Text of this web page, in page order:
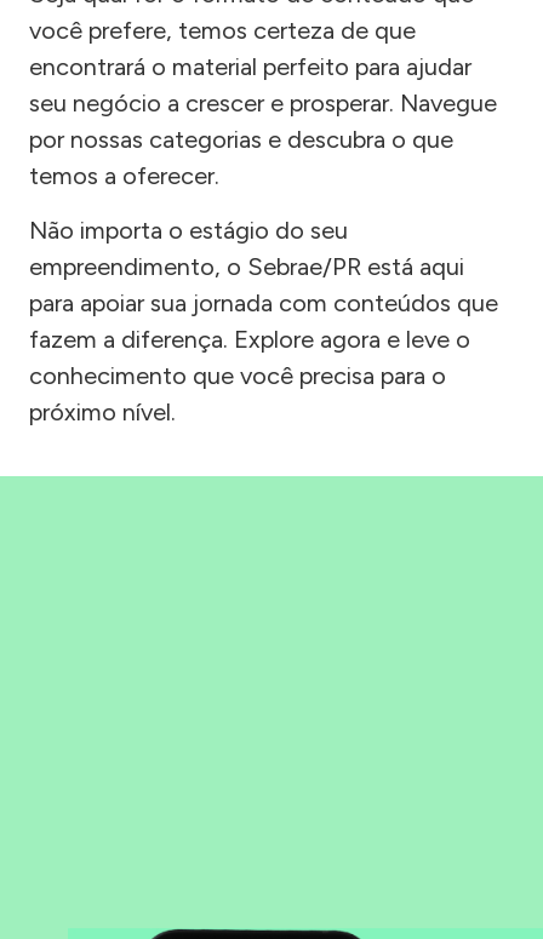
você prefere, temos certeza de que
encontrará o material perfeito para ajudar
seu negócio a crescer e prosperar. Navegue
por nossas categorias e descubra o que
temos a oferecer.
Não importa o estágio do seu
empreendimento, o Sebrae/PR está aqui
para apoiar sua jornada com conteúdos que
fazem a diferença. Explore agora e leve o
conhecimento que você precisa para o
próximo nível.